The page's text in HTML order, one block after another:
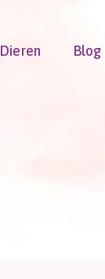
Dieren Blog